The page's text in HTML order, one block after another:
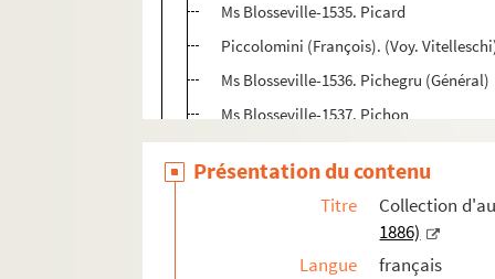
Ms Blosseville-1535. Picard
Piccolomini (François). (Voy.
Ms Blosseville-1536. Pichegru (Général)
Ms Blosseville-1537. Pichon
Ms Blosseville-1538. Pichot (Amédée)
Ms Blosseville-1539. Picot
Ms Blosseville-1540. Pigault-Lebrun
Présentation du contenu
Titre
Collection
1886)
Langue
français